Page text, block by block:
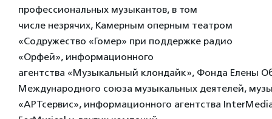
профессиональных музыкантов, в том
числе незрячих, Камерным оперным театром
«Содружество «Гомер» при поддержке радио
«Орфей», информационного
агентства «Музыкальный клондайк», Фонда Елены
Международного союза музыкальных деятелей,
«АРТсервис», информационного агентства